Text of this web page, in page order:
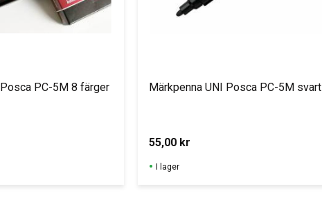
PC-5M 8 färger Märkpenna UNI Posca PC-5M svart
55,00 kr
I lager